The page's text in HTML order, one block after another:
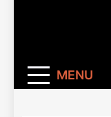
MENU